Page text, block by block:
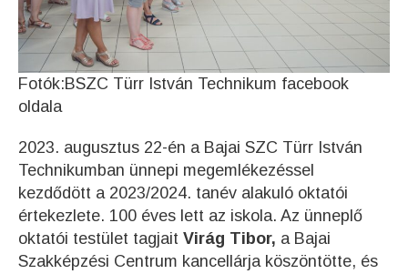
Fotók:BSZC Türr István Technikum facebook
oldala
2023. augusztus 22-én a Bajai SZC Türr István
Technikumban ünnepi megemlékezéssel
kezdődött a 2023/2024. tanév alakuló oktatói
értekezlete. 100 éves lett az iskola. Az ünneplő
oktatói testület tagjait Virág Tibor, a Bajai
Szakképzési Centrum kancellárja köszöntötte, és